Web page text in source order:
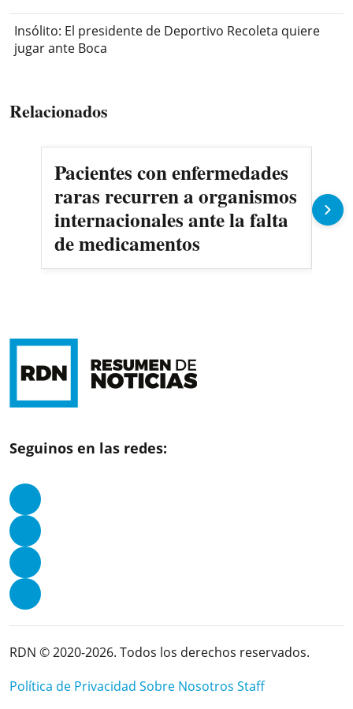
Insólito: El presidente de Deportivo Recoleta quiere
jugar ante Boca
Relacionados
Pacientes con enfermedades
raras recurren a organismos
internacionales ante la falta
de medicamentos
en
Seguinos en las redes:
RDN © 2020-2026. Todos los derechos reservados.
Política de Privacidad Sobre Nosotros Staff